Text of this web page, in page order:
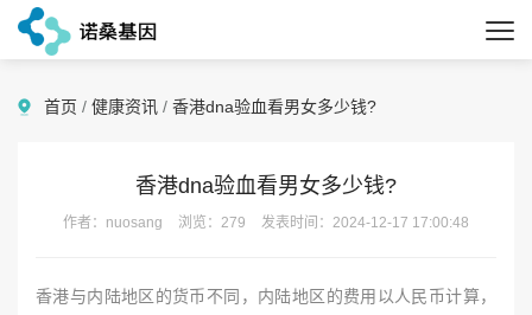
首页 / 健康资讯 / 香港dna验血看男女多少钱?
香港dna验血看男女多少钱?
作者：nuosang 浏览：279 发表时间：2024-12-17 17:00:48
香港与内陆地区的货币不同，内陆地区的费用以人民币计算，